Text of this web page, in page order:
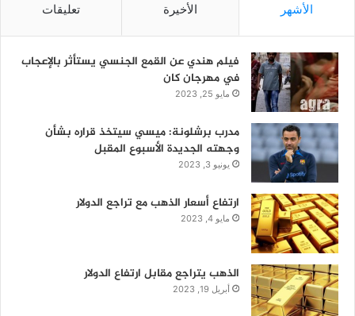
الأشهر الأخيرة تعليقات
فيلم هندي عن القمع الجنسي يستأثر بالإعجاب
في مهرجان كان
مايو 25, 2023
مدرب برشلونة: ميسي سيتخذ قراره بشأن
وجهته الجديدة الأسبوع المقبل
يونيو 3, 2023
ارتفاع أسعار الذهب مع تراجع الدولار
مايو 4, 2023
الذهب يتراجع مقابل ارتفاع الدولار
أبريل 19, 2023